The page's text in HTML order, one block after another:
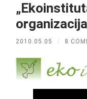
2010.05.05 / 8